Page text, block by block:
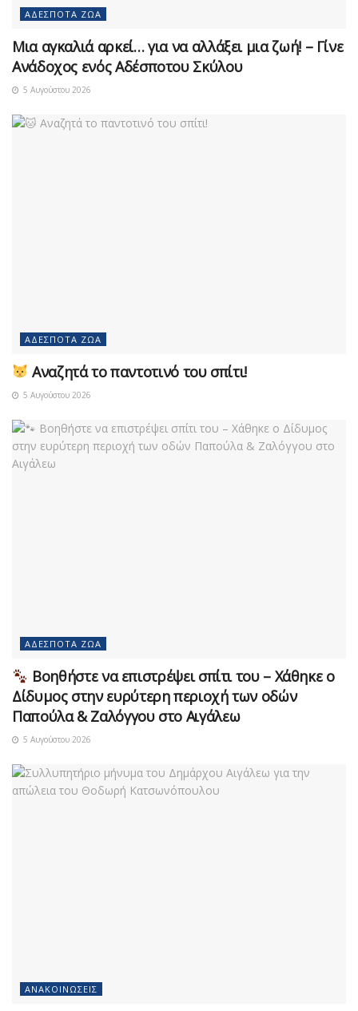
ΑΔΈΣΠΟΤΑ ΖΏΑ
Μια αγκαλιά αρκεί… για να αλλάξει μια ζωή! – Γίνε
Ανάδοχος ενός Αδέσποτου Σκύλου
5 Αυγούστου 2026
ΑΔΈΣΠΟΤΑ ΖΏΑ
Αναζητά το παντοτινό του σπίτι!
5 Αυγούστου 2026
ΑΔΈΣΠΟΤΑ ΖΏΑ
Βοηθήστε να επιστρέψει σπίτι του – Χάθηκε ο
Δίδυμος στην ευρύτερη περιοχή των οδών
Παπούλα & Ζαλόγγου στο Αιγάλεω
5 Αυγούστου 2026
ΑΝΑΚΟΙΝΏΣΕΙΣ